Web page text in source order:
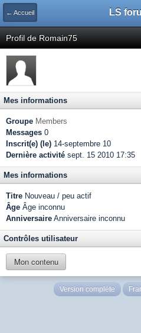
← Accueil LS
Profil de Romain75
Mes informations
Groupe Members
Messages 0
Inscrit(e) (le) 14-septembre 10
Dernière activité sept. 15 2010 17:35
Mes informations
Titre Nouveau / peu actif
Âge Âge inconnu
Anniversaire Anniversaire inconnu
Contrôles utilisateur
Mon contenu
Version complète